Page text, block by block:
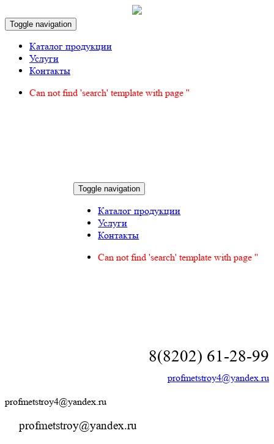
Toggle navigation
Каталог продукции
Услуги
Контакты
Can not find 'search' template with page ''
Toggle navigation
Каталог продукции
Услуги
Контакты
Can not find 'search' template with page ''
8(8202) 61-28-99
profmetstroy4@yandex.ru
profmetstroy4@yandex.ru
profmetstroy@yandex.ru